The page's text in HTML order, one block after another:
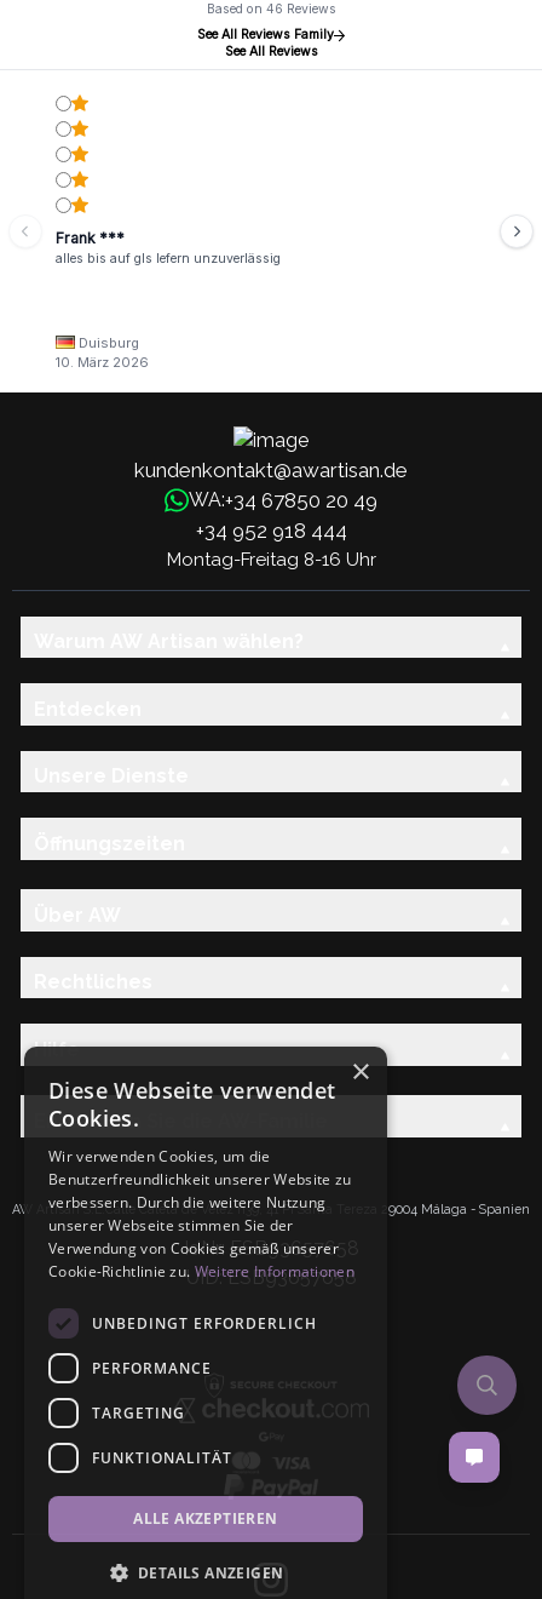
Based on 46 Reviews
See All Reviews Family
See All Reviews
Frank ***
alles bis auf gls lefern unzuverlässig
Duisburg
10. März 2026
kundenkontakt@awartisan.de
WA:+34 67850 20 49
+34 952 918 444
Montag-Freitag 8-16 Uhr
Hilfe
Entdecken Sie die AW-Familie
AW Artisan S.L.Calle Caleta de Velez n39, 41 PI Santa Tereza 29004 Málaga - Spanien
IdNr: ESB93657658
UID: ESB93657658
×
Diese Webseite verwendet
Cookies.
Wir verwenden Cookies, um die
Benutzerfreundlichkeit unserer Website zu
verbessern. Durch die weitere Nutzung
unserer Webseite stimmen Sie der
Verwendung von Cookies gemäß unserer
Cookie-Richtlinie zu. Weitere Informationen
UNBEDINGT ERFORDERLICH
PERFORMANCE
TARGETING
FUNKTIONALITÄT
ALLE AKZEPTIEREN
DETAILS ANZEIGEN